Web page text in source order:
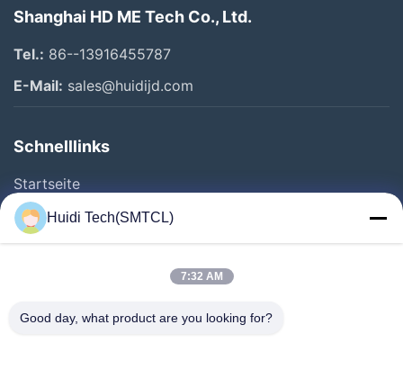
Shanghai HD ME Tech Co., Ltd.
Tel.: 86--13916455787
E-Mail: sales@huidijd.com
Schnelllinks
Startseite
Produkte
Videos
Fabrik Tour
Huidi Tech(SMTCL)
7:32 AM
Good day, what product are you looking for?